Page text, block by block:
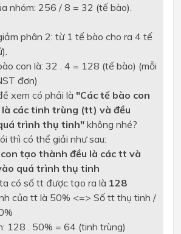
nhóm: 256 / 8 = 32 (tế bào).
phân 2: từ 1 tế bào cho ra 4 tế
con là: 32 . 4 = 128 (tế bào) (mỗi
đơn)
xem có phải là "Các tế bào con
các tinh trùng (tt) và đều
trình thụ tinh"không nhé?
thì có thể giải như sau:
tạo thành đều là các tt và
quá trình thụ tinh
có số tt được tạo ra là 128
của tt là 50% <=> Số tt thụ tinh /
128 . 50% = 64 (tinh trùng)